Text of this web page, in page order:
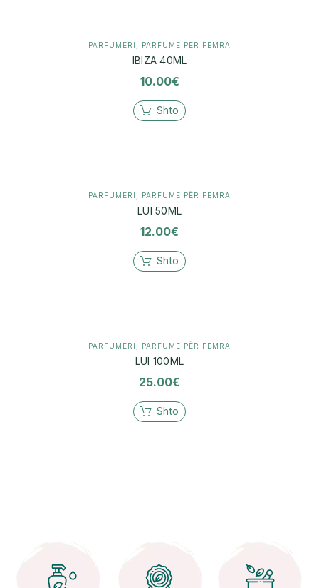
PARFUMERI PARFUME PËR FEMRA
IBIZA 40ML
10.00€
Shto
PARFUMERI PARFUME PËR FEMRA
LUI 50ML
12.00€
Shto
PARFUMERI PARFUME PËR FEMRA
LUI 100ML
25.00€
Shto